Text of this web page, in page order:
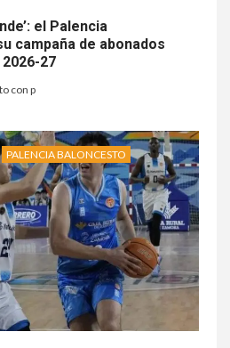
el Palencia
campaña de abonados
27
con p
PALENCIA BALONCESTO